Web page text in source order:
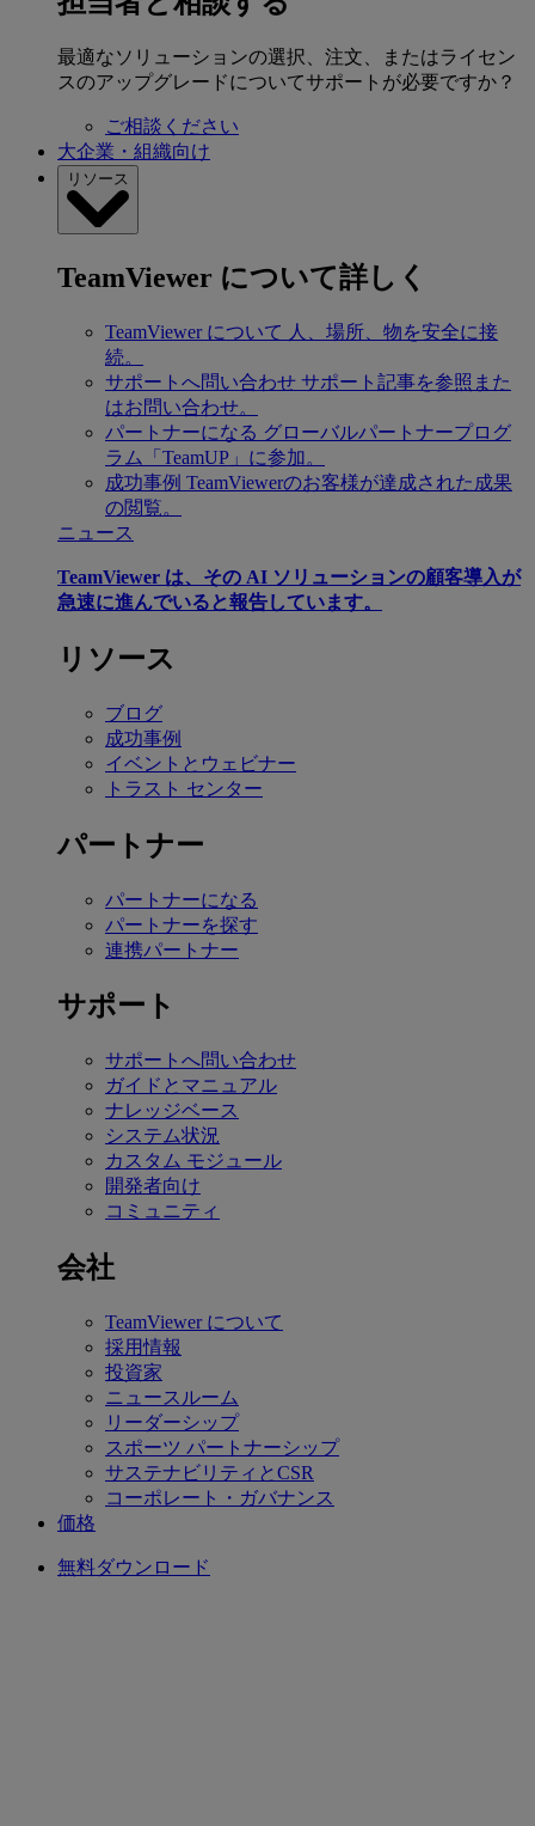
最適なソリューションの選択、注文、またはライセン
スのアップグレードについてサポートが必要ですか？
ご相談ください
大企業・組織向け
リソース
TeamViewer について詳しく
TeamViewer について 人、場所、物を安全に接
続。
サポートへ問い合わせ サポート記事を参照また
はお問い合わせ。
パートナーになる グローバルパートナープログ
ラム「TeamUP」に参加。
成功事例 TeamViewerのお客様が達成された成果
の閲覧。
ニュース
TeamViewer は、その AI ソリューションの顧客導入が
急速に進んでいると報告しています。
リソース
ブログ
成功事例
イベントとウェビナー
トラスト センター
パートナー
パートナーになる
パートナーを探す
連携パートナー
サポート
サポートへ問い合わせ
ガイドとマニュアル
ナレッジベース
システム状況
カスタム モジュール
開発者向け
コミュニティ
会社
TeamViewer について
採用情報
投資家
ニュースルーム
リーダーシップ
スポーツ パートナーシップ
サステナビリティとCSR
コーポレート・ガバナンス
価格
無料ダウンロード